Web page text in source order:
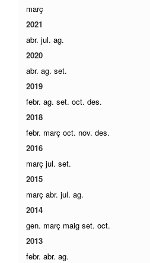
març
2021
abr. jul. ag.
2020
abr. ag. set.
2019
febr. ag. set. oct. des.
2018
febr. març oct. nov. des.
2016
març jul. set.
2015
març abr. jul. ag.
2014
gen. març maig set. oct.
2013
febr. abr. ag.